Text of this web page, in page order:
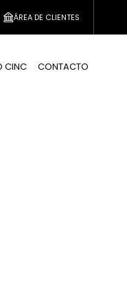
ÁREA DE CLIENTES
CINC CONTACTO